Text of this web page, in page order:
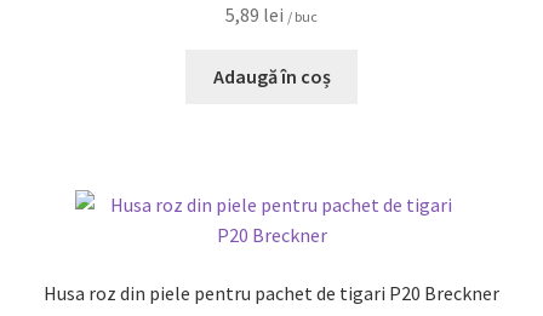
5,89 lei / buc
Adaugă în coș
Husa roz din piele pentru pachet de tigari P20 Breckner